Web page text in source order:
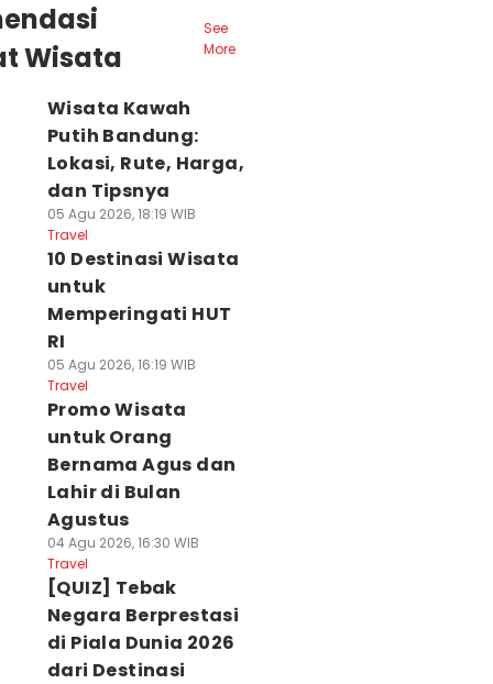
Wisata
See
More
Wisata Kawah
Putih Bandung:
Lokasi, Rute, Harga,
dan Tipsnya
05 Agu 2026, 18:19 WIB
Travel
10 Destinasi Wisata
untuk
Memperingati HUT
RI
05 Agu 2026, 16:19 WIB
Travel
Promo Wisata
untuk Orang
Bernama Agus dan
Lahir di Bulan
Agustus
04 Agu 2026, 16:30 WIB
Travel
[QUIZ] Tebak
Negara Berprestasi
di Piala Dunia 2026
dari Destinasi